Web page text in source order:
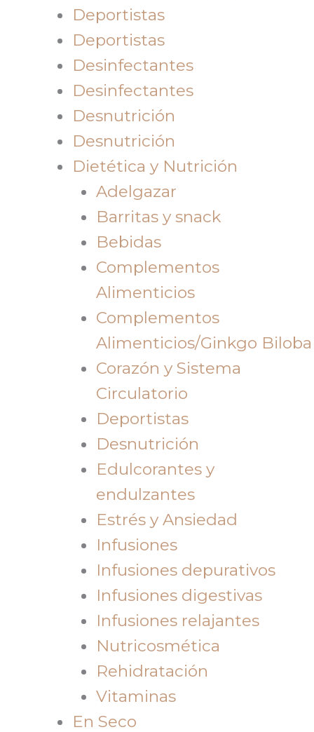
Deportistas
Deportistas
Desinfectantes
Desinfectantes
Desnutrición
Desnutrición
Dietética y Nutrición
Adelgazar
Barritas y snack
Bebidas
Complementos
Alimenticios
Complementos
Alimenticios/Ginkgo Biloba
Corazón y Sistema
Circulatorio
Deportistas
Desnutrición
Edulcorantes y
endulzantes
Estrés y Ansiedad
Infusiones
Infusiones depurativos
Infusiones digestivas
Infusiones relajantes
Nutricosmética
Rehidratación
Vitaminas
En Seco